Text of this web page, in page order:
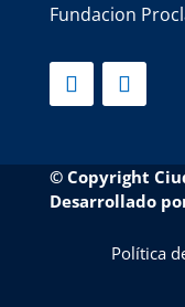
Fundacion
© Copyright
Desarrollado
Política